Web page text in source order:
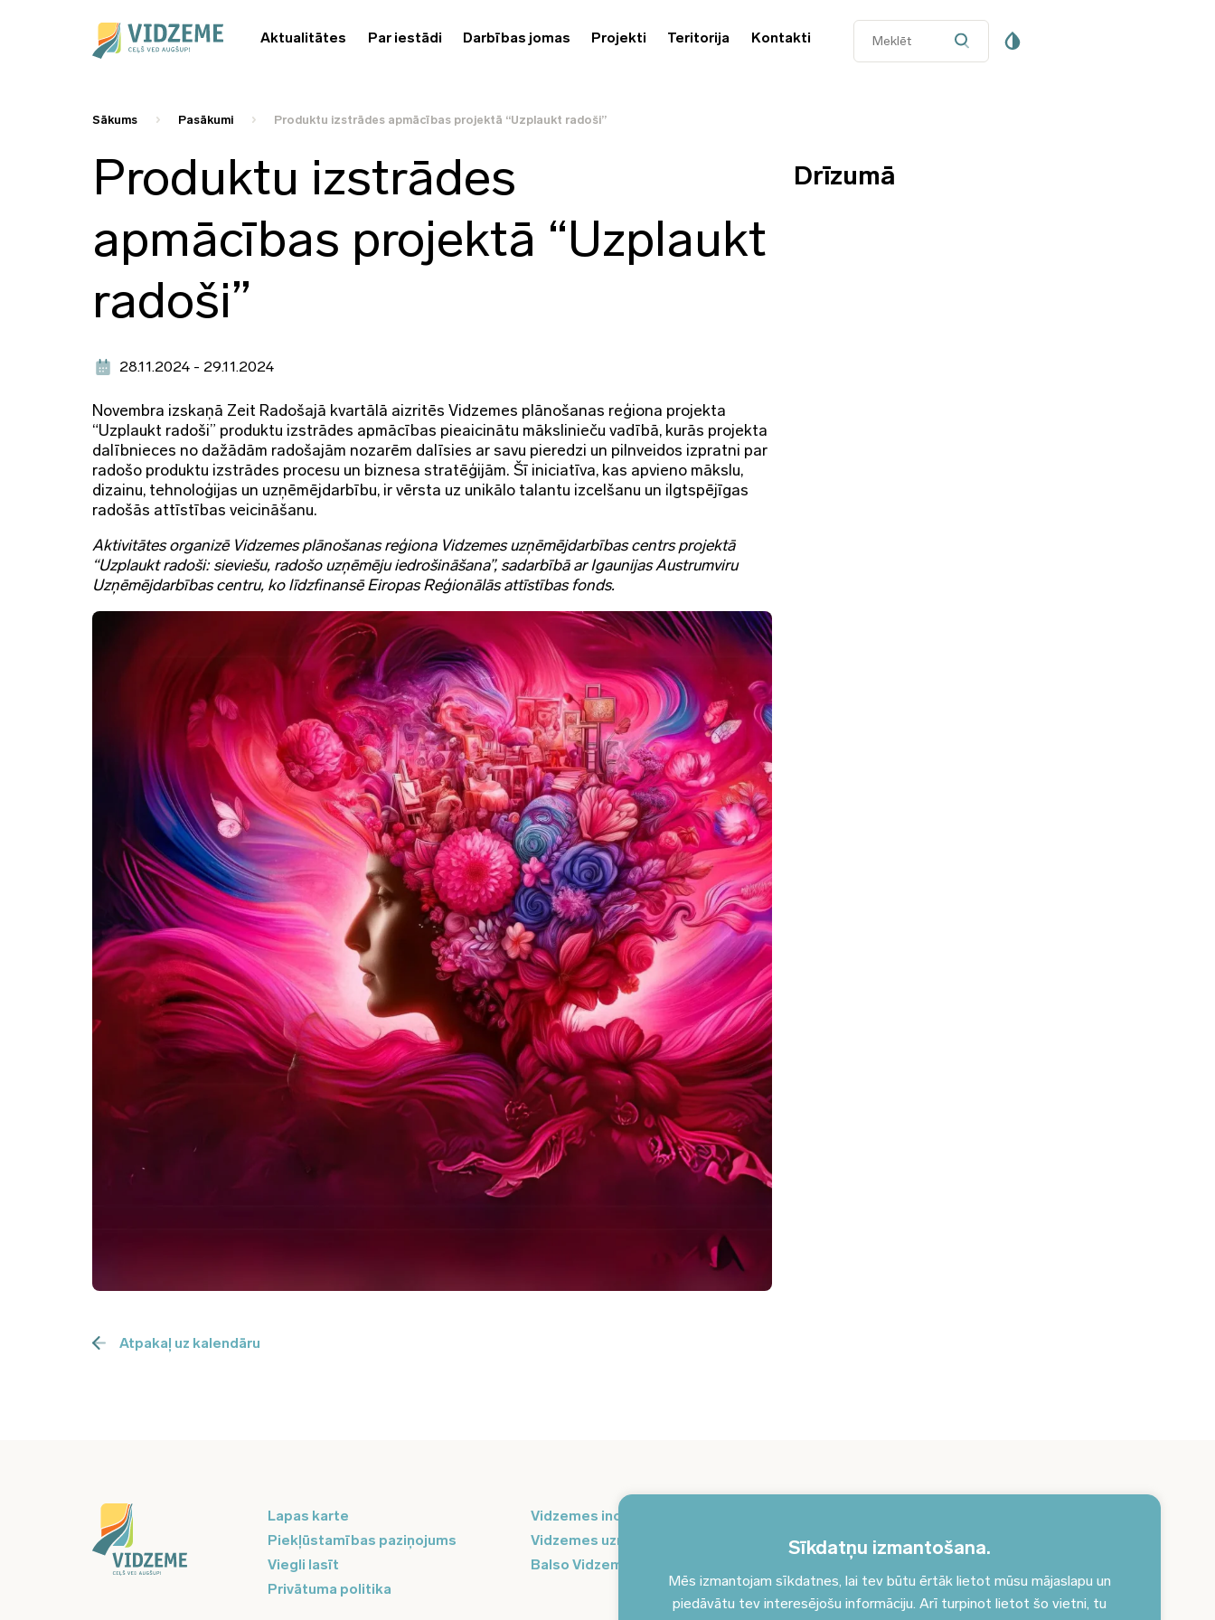
Sīkdatņu izmantošana.
Mēs izmantojam sīkdatnes, lai tev būtu ērtāk lietot mūsu mājaslapu un
piedāvātu tev interesējošu informāciju. Arī turpinot lietot šo vietni, tu
Aktualitātes Par iestādi Darbības jomas Projekti Teritorija Kontakti
Sākums Pasākumi Produktu izstrādes apmācības projektā “Uzplaukt radoši”
Produktu izstrādes
apmācības projektā “Uzplaukt
radoši”
28.11.2024 - 29.11.2024
Novembra izskaņā Zeit Radošajā kvartālā aizritēs Vidzemes plānošanas reģiona projekta
“Uzplaukt radoši” produktu izstrādes apmācības pieaicinātu mākslinieču vadībā, kurās projekta
dalībnieces no dažādām radošajām nozarēm dalīsies ar savu pieredzi un pilnveidos izpratni par
radošo produktu izstrādes procesu un biznesa stratēģijām. Šī iniciatīva, kas apvieno mākslu,
dizainu, tehnoloģijas un uzņēmējdarbību, ir vērsta uz unikālo talantu izcelšanu un ilgtspējīgas
radošās attīstības veicināšanu.
Aktivitātes organizē Vidzemes plānošanas reģiona Vidzemes uzņēmējdarbības centrs projektā
“Uzplaukt radoši: sieviešu, radošo uzņēmēju iedrošināšana”, sadarbībā ar Igaunijas Austrumviru
Uzņēmējdarbības centru, ko līdzfinansē Eiropas Reģionālās attīstības fonds.
Atpakaļ uz kalendāru
Drīzumā
Lapas karte
Piekļūstamības paziņojums
Viegli lasīt
Privātuma politika
Vidzemes inovāciju nedēļa
Vidzemes uzņēmējdarbības centrs
Balso Vidzeme
aktuālākos jaunumus savā e-pastā!
Pieteikties jaunumiem